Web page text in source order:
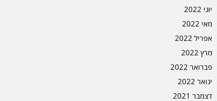
יוני 2022
מאי 2022
אפריל 2022
מרץ 2022
פברואר 2022
ינואר 2022
דצמבר 2021